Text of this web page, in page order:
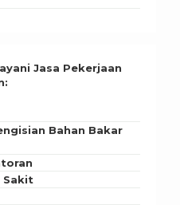
Jasa Pekerjaan
Bahan Bakar
Sakit